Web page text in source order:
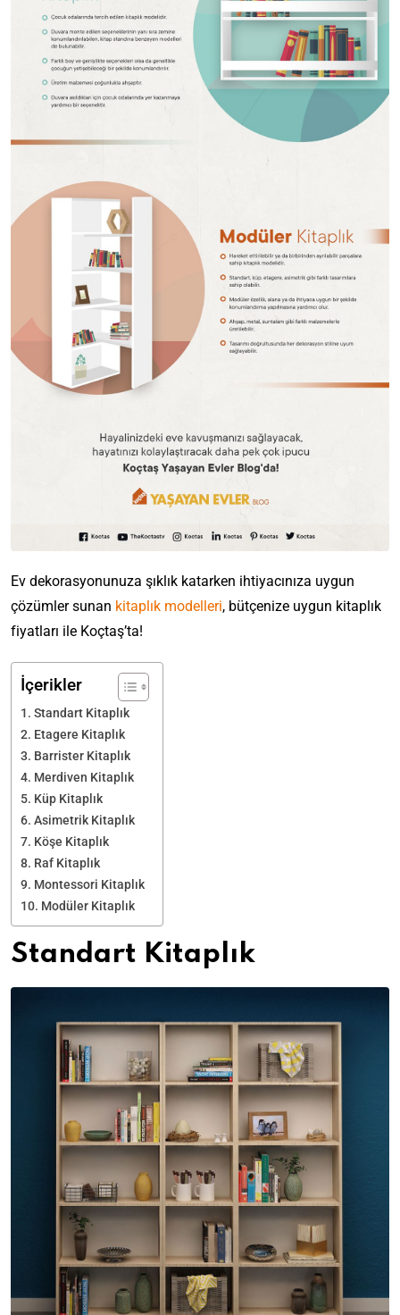
Ev dekorasyonunuza şıklık katarken ihtiyacınıza uygun
çözümler sunan kitaplık modelleri, bütçenize uygun kitaplık
fiyatları ile Koçtaş’ta!
İçerikler
Standart Kitaplık
Etagere Kitaplık
Barrister Kitaplık
Merdiven Kitaplık
Küp Kitaplık
Asimetrik Kitaplık
Köşe Kitaplık
Raf Kitaplık
Montessori Kitaplık
Modüler Kitaplık
Standart Kitaplık